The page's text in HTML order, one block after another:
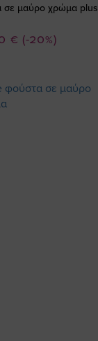
σε μαύρο χρώμα plus
(-20%)
€